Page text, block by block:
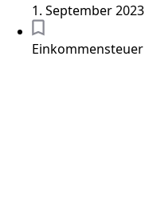
1. September 2023
Einkommensteuer